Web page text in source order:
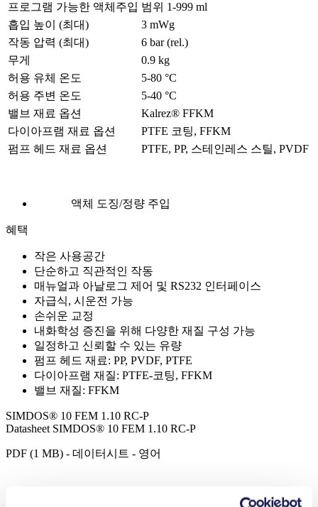
프로그램 가능한 액체주입 범위 1-999 ml
흡입 높이 (최대)
3 mWg
작동 압력 (최대)
6 bar (rel.)
무게
0.9 kg
허용 유체 온도
5-80 °C
허용 주변 온도
5-40 °C
밸브 재료 옵션
Kalrez® FFKM
다이아프램 재료 옵션
PTFE 코팅, FFKM
펌프 헤드 재료 옵션
PTFE, PP, 스테인레스 스틸, PVDF
액체 도징/정량 주입
혜택
작은 사용공간
단순하고 직관적인 작동
매뉴얼과 아날로그 제어 및 RS232 인터페이스
자급식, 시운전 가능
손쉬운 교정
내화학성 증진을 위해 다양한 재질 구성 가능
일정하고 신뢰할 수 있는 유량
펌프 헤드 재료: PP, PVDF, PTFE
다이아프램 재질: PTFE-코팅, FFKM
밸브 재질: FFKM
SIMDOS® 10 FEM 1.10 RC-P
Datasheet SIMDOS® 10 FEM 1.10 RC-P
PDF (1 MB) - 데이터시트 - 영어